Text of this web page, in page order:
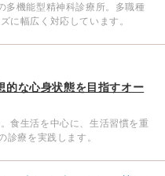
多機能型精神科診療所。多職種
に幅広く対応しています。
的な心身状態を目指すオー
食生活を中心に、生活習慣を重
診療を実践します。